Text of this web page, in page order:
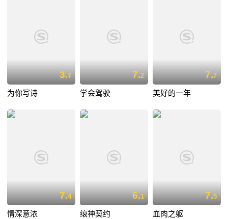
3.7
为你写诗
7.2
学会驾驶
7.7
美好的一年
7.4
情深意浓
6.1
缞神契约
7.5
血肉之躯